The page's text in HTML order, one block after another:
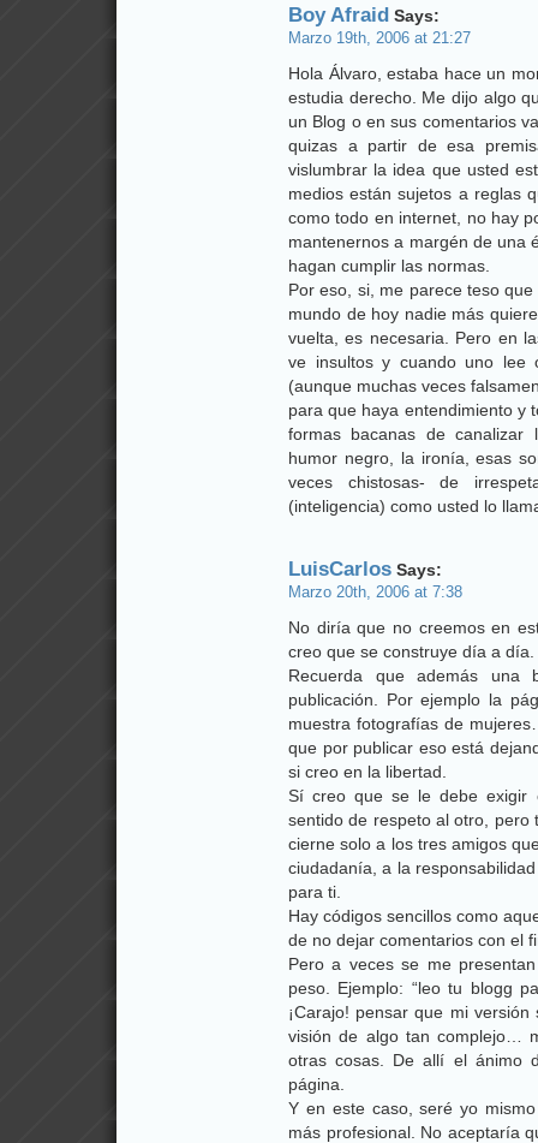
Boy Afraid Says:
Marzo 19th, 2006 at 21:27
Hola Álvaro, estaba hace un
estudia derecho. Me dijo algo
un Blog o en sus comentarios
quizas a partir de esa
vislumbrar la idea que usted
medios están sujetos a reglas
como todo en internet, no hay
mantenernos a margén de una
hagan cumplir las normas.
Por eso, si, me parece teso
mundo de hoy nadie más
vuelta, es necesaria. Pero en
ve insultos y cuando uno lee
(aunque muchas veces
para que haya entendimiento y
formas bacanas de canalizar
humor negro, la ironía, esas
veces chistosas- de
(inteligencia) como usted lo
LuisCarlos Says:
Marzo 20th, 2006 at 7:38
No diría que no creemos en
creo que se construye día a
Recuerda que además una
publicación. Por ejemplo la
muestra fotografías de
que por publicar eso está
si creo en la libertad.
Sí creo que se le debe exigir
sentido de respeto al otro, pero
cierne solo a los tres amigos
ciudadanía, a la
para ti.
Hay códigos sencillos como
de no dejar comentarios con el
Pero a veces se me
peso. Ejemplo: “leo tu blogg
¡Carajo! pensar que mi
visión de algo tan complejo…
otras cosas. De allí el ánimo
página.
Y en este caso, seré yo
más profesional. No aceptaría